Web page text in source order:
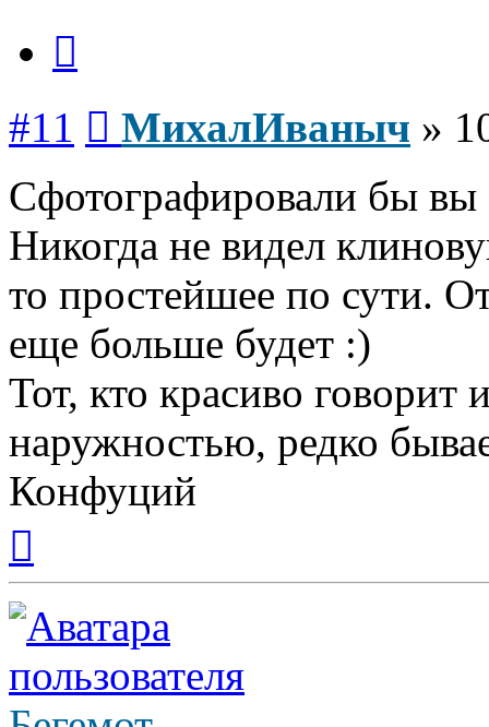
#11 МихалИваныч »
Сфотографировали бы вы
Никогда не видел
то простейшее по сути.
еще больше будет :)
Тот, кто красиво говорит
наружностью, редко
Конфуций
началу